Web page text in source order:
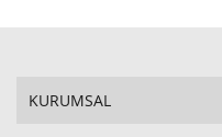
KURUMSAL